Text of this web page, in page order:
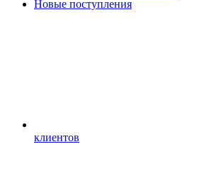
Новые поступления
клиентов